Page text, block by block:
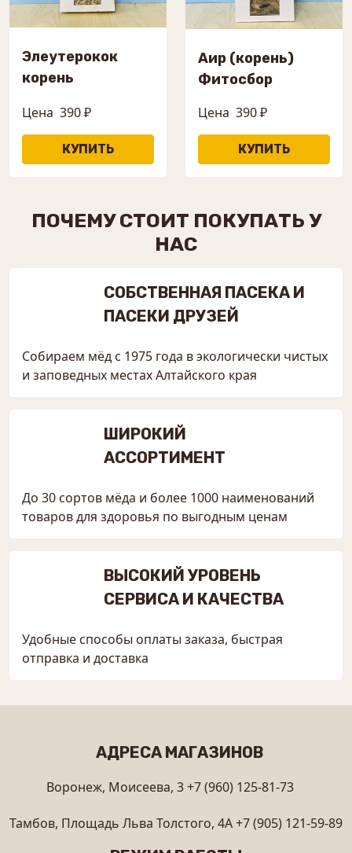
Элеутерокок
корень
Цена 390 ₽
Аир (корень)
Фитосбор
Цена 390 ₽
ПОЧЕМУ СТОИТ ПОКУПАТЬ У
НАС
СОБСТВЕННАЯ ПАСЕКА И
ПАСЕКИ ДРУЗЕЙ
Собираем мёд с 1975 года в экологически чистых
и заповедных местах Алтайского края
ШИРОКИЙ
АССОРТИМЕНТ
До 30 сортов мёда и более 1000 наименований
товаров для здоровья по выгодным ценам
ВЫСОКИЙ УРОВЕНЬ
СЕРВИСА И КАЧЕСТВА
Удобные способы оплаты заказа, быстрая
отправка и доставка
АДРЕСА МАГАЗИНОВ
Воронеж, Моисеева, 3+7 (960) 125-81-73
Тамбов, Площадь Льва Толстого, 4А+7 (905) 121-59-89